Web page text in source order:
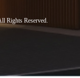
Rights Reserved.